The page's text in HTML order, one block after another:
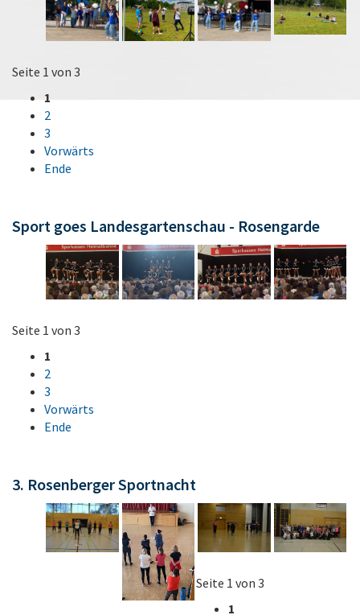
Seite 1 von 3
1
2
3
Vorwärts
Ende
Sport goes Landesgartenschau - Rosengarde
Seite 1 von 3
1
2
3
Vorwärts
Ende
3. Rosenberger Sportnacht
Seite 1 von 3
1